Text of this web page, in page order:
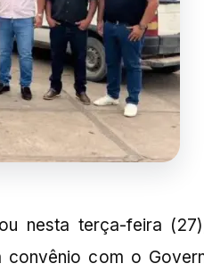
nesta terça-feira
convênio com o